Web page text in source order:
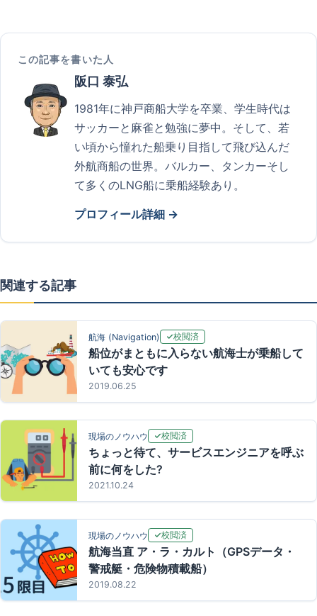
この記事を書いた人
阪口 泰弘
1981年に神戸商船大学を卒業、学生時代は
サッカーと麻雀と勉強に夢中。そして、若
い頃から憧れた船乗り目指して飛び込んだ
外航商船の世界。バルカー、タンカーそし
て多くのLNG船に乗船経験あり。
プロフィール詳細 →
関連する記事
航海 (Navigation) 校閲済
船位がまともに入らない航海士が乗船して
いても安心です
2019.06.25
現場のノウハウ 校閲済
ちょっと待て、サービスエンジニアを呼ぶ
前に何をした?
2021.10.24
現場のノウハウ 校閲済
航海当直 ア・ラ・カルト（GPSデータ・
警戒艇・危険物積載船）
2019.08.22